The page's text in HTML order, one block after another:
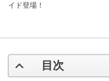
イド登場！
目次